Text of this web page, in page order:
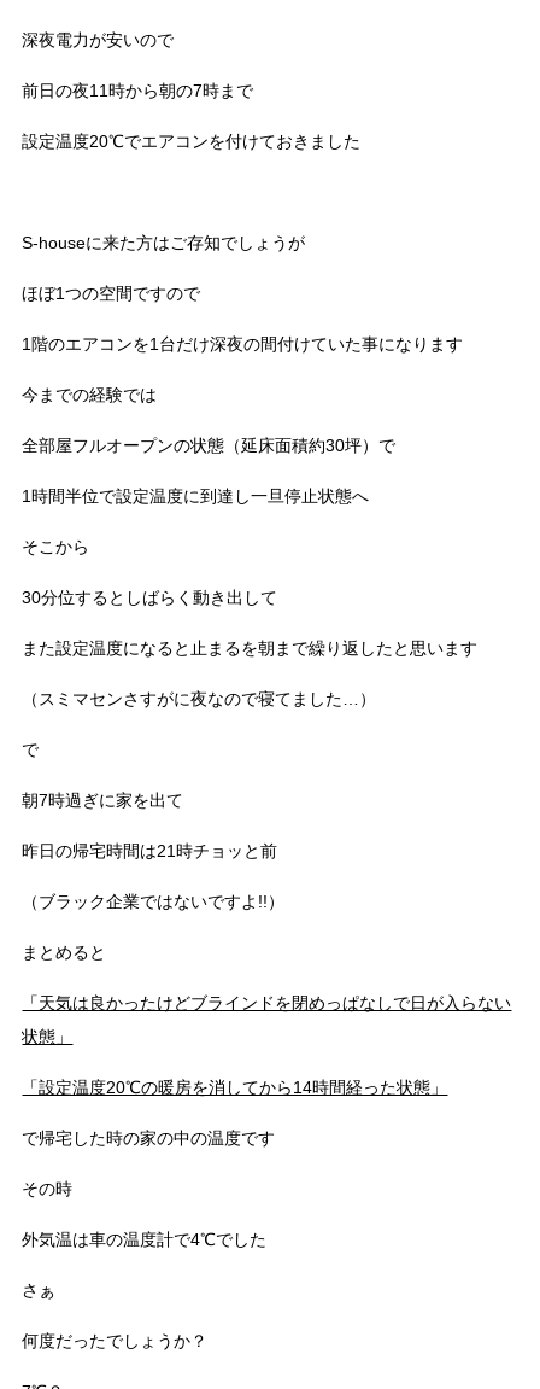
深夜電力が安いので
前日の夜11時から朝の7時まで
設定温度20℃でエアコンを付けておきました
S-houseに来た方はご存知でしょうが
ほぼ1つの空間ですので
1階のエアコンを1台だけ深夜の間付けていた事になります
今までの経験では
全部屋フルオープンの状態（延床面積約30坪）で
1時間半位で設定温度に到達し一旦停止状態へ
そこから
30分位するとしばらく動き出して
また設定温度になると止まるを朝まで繰り返したと思います
（スミマセンさすがに夜なので寝てました…）
で
朝7時過ぎに家を出て
昨日の帰宅時間は21時チョッと前
（ブラック企業ではないですよ!!）
まとめると
「天気は良かったけどブラインドを閉めっぱなしで日が入らない
状態」
「設定温度20℃の暖房を消してから14時間経った状態」
で帰宅した時の家の中の温度です
その時
外気温は車の温度計で4℃でした
さぁ
何度だったでしょうか？